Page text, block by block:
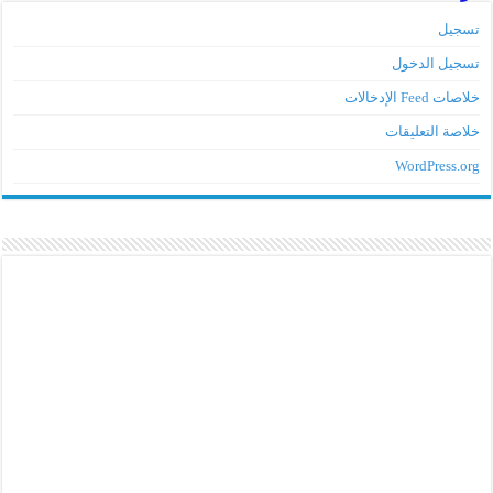
تسجيل
تسجيل الدخول
خلاصات Feed الإدخالات
خلاصة التعليقات
WordPress.org